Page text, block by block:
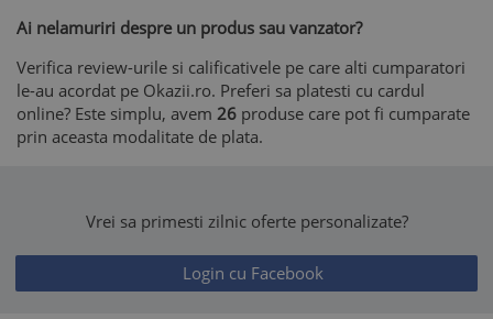
Ai nelamuriri despre un produs sau vanzator?
Verifica review-urile si calificativele pe care alti cumparatori
le-au acordat pe Okazii.ro. Preferi sa platesti cu cardul
online? Este simplu, avem 26 produse care pot fi cumparate
prin aceasta modalitate de plata.
Vrei sa primesti zilnic oferte personalizate?
Login cu Facebook